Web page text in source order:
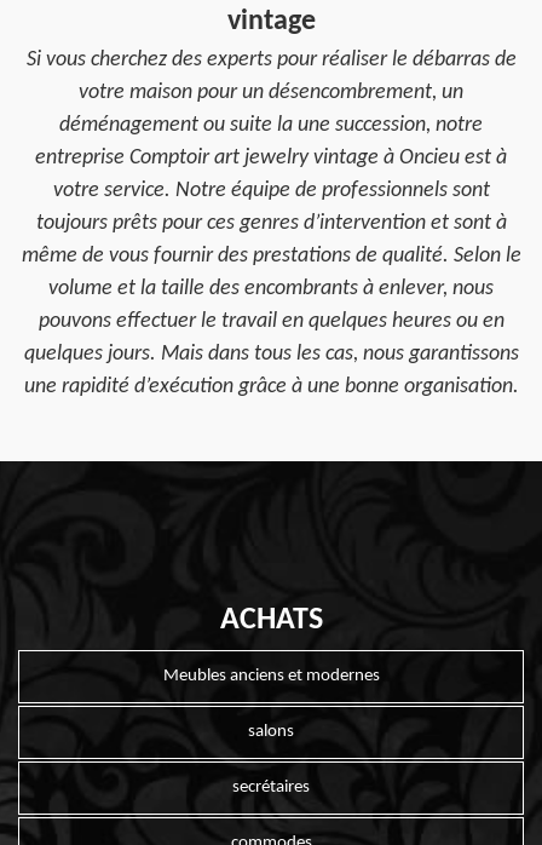
vintage
Si vous cherchez des experts pour réaliser le débarras de
votre maison pour un désencombrement, un
déménagement ou suite la une succession, notre
entreprise Comptoir art jewelry vintage à Oncieu est à
votre service. Notre équipe de professionnels sont
toujours prêts pour ces genres d’intervention et sont à
même de vous fournir des prestations de qualité. Selon le
volume et la taille des encombrants à enlever, nous
pouvons effectuer le travail en quelques heures ou en
quelques jours. Mais dans tous les cas, nous garantissons
une rapidité d’exécution grâce à une bonne organisation.
ACHATS
Meubles anciens et modernes
salons
secrétaires